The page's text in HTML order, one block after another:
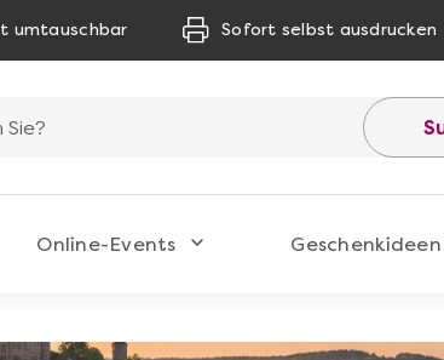
umtauschbar Sofort selbst ausdrucken
Online-Events Geschenkideen